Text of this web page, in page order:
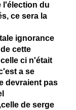
l'élection du
ce sera la
ignorance
cette
ci n'était
a se
devraient pas
de serge